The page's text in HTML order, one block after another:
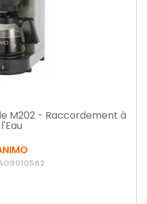
M202 - Raccordement à
l'Eau